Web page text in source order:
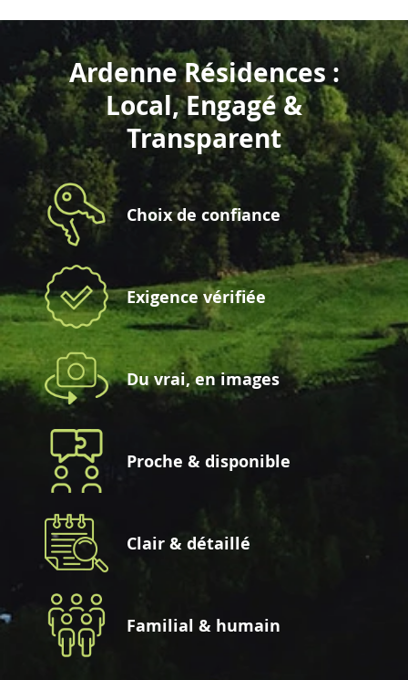
Ardenne Résidences :
Local, Engagé &
Transparent
Choix de confiance
Exigence vérifiée
Du vrai, en images
Proche & disponible
Clair & détaillé
Familial & humain